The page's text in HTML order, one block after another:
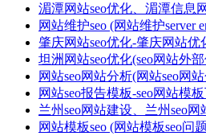
湄潭网站seo优化、湄潭信息
网站维护seo (网站维护server
肇庆网站seo优化-肇庆网站优
坦洲网站seo优化(seo网站外
网站seo网站分析(网站seo网
网站seo报告模板-seo网站模
兰州seo网站建设、兰州seo
网站模板seo (网站模板seo问